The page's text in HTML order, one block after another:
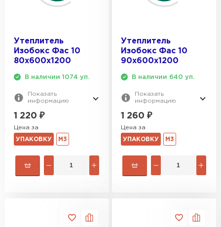
Утеплитель
Изобокс Фас 10
80х600х1200
В наличии 1074 уп.
Показать
информацию
1 220 ₽
Цена за
УПАКОВКУ М3
Утеплитель
Изобокс Фас 10
90х600х1200
В наличии 640 уп.
Показать
информацию
1 260 ₽
Цена за
УПАКОВКУ М3